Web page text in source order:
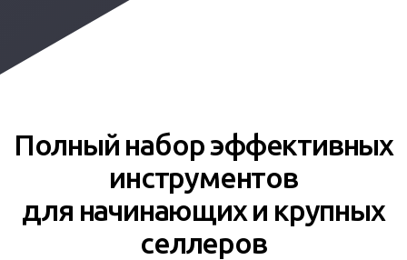
Полный набор эффективных
инструментов
для начинающих и крупных
селлеров